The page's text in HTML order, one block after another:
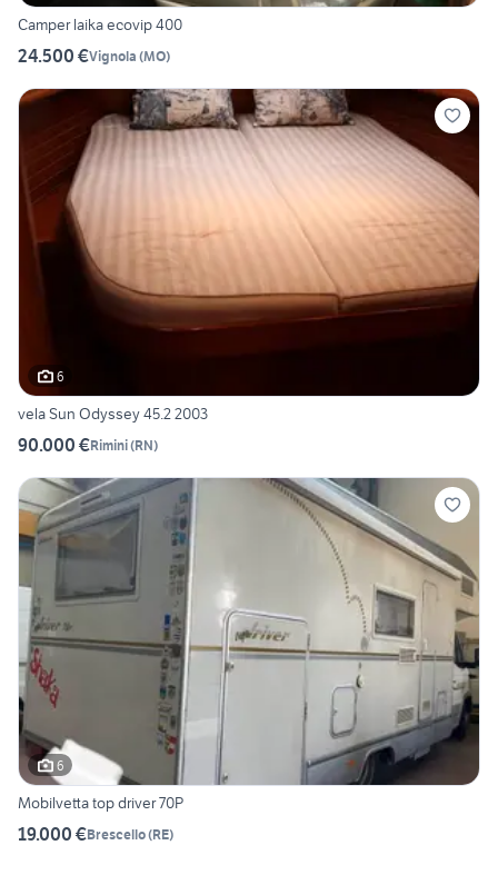
Camper laika ecovip 400
24.500 €Vignola (MO)
6
vela Sun Odyssey 45.2 2003
90.000 €Rimini(RN)
6
Mobilvetta top driver 70P
19.000 €Brescello(RE)